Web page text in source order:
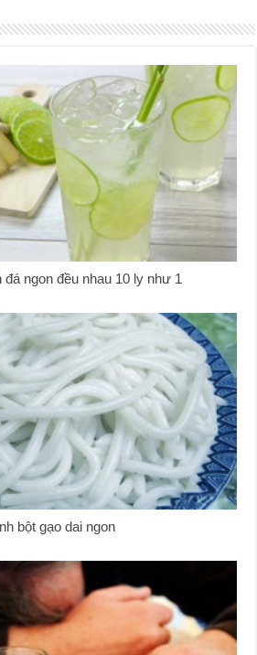
ngon đều nhau 10 ly như 1
bột gạo dai ngon